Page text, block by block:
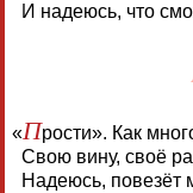
И надеюсь, что
«Прости». Как
Свою вину, своё
Надеюсь, повезёт